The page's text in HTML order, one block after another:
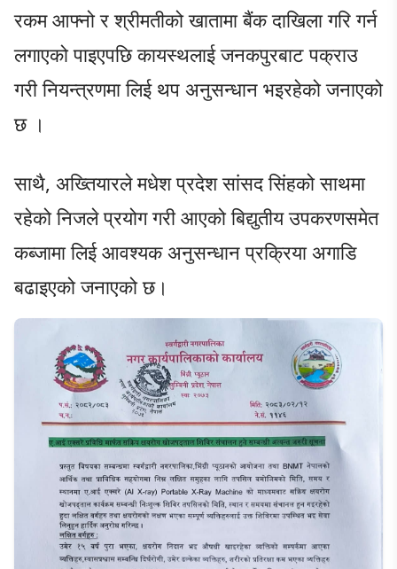
रकम आफ्नो र श्रीमतीको खातामा बैंक दाखिला गरि गर्न
लगाएको पाइएपछि कायस्थलाई जनकपुरबाट पक्राउ
गरी नियन्त्रणमा लिई थप अनुसन्धान भइरहेको जनाएको
छ ।
साथै, अख्तियारले मधेश प्रदेश सांसद सिंहको साथमा
रहेको निजले प्रयोग गरी आएको बिद्युतीय उपकरणसमेत
कब्जामा लिई आवश्यक अनुसन्धान प्रक्रिया अगाडि
बढाइएको जनाएको छ।